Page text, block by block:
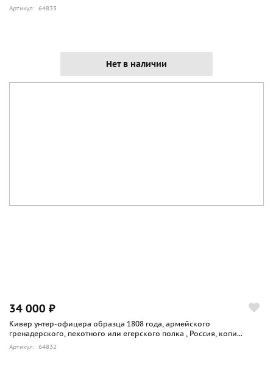
Артикул: 64833
Нет в наличии
34 000 ₽
Кивер унтер-офицера образца 1808 года, армейского
гренадерского, пехотного или егерского полка , Россия, копи...
Артикул: 64832